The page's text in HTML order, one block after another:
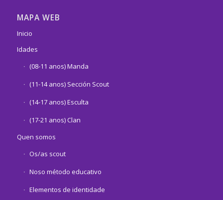
MAPA WEB
Inicio
Idades
(08-11 anos) Manda
(11-14 anos) Sección Scout
(14-17 anos) Esculta
(17-21 anos) Clan
Quen somos
Os/as scout
Noso método educativo
Elementos de identidade